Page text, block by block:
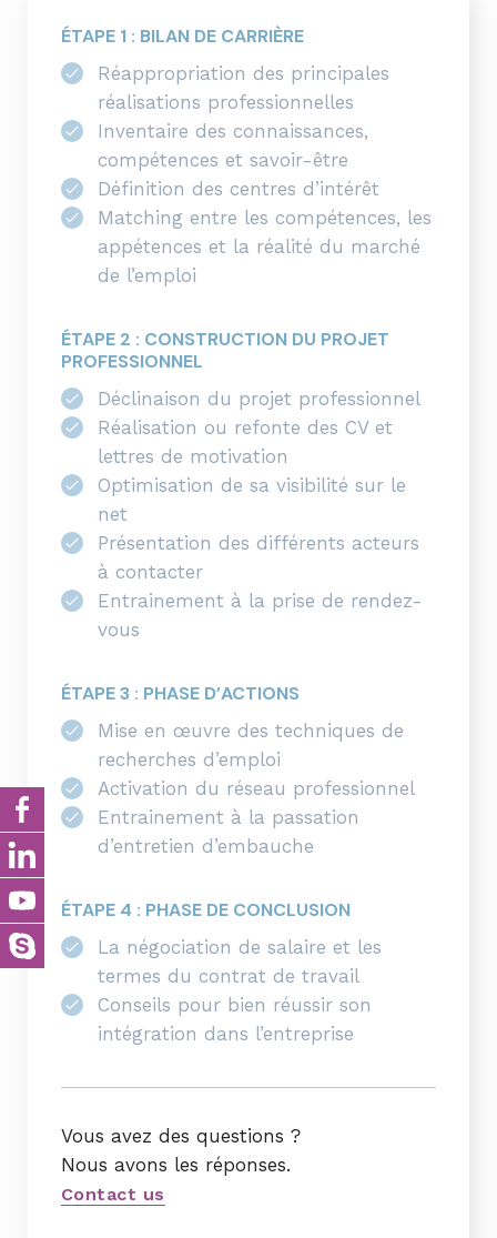
ÉTAPE 1 : BILAN DE CARRIÈRE
Réappropriation des principales
réalisations professionnelles
Inventaire des connaissances,
compétences et savoir-être
Définition des centres d’intérêt
Matching entre les compétences, les
appétences et la réalité du marché
de l’emploi
ÉTAPE 2 : CONSTRUCTION DU PROJET
PROFESSIONNEL
Déclinaison du projet professionnel
Réalisation ou refonte des CV et
lettres de motivation
Optimisation de sa visibilité sur le
net
Présentation des différents acteurs
à contacter
Entrainement à la prise de rendez-
vous
ÉTAPE 3 : PHASE D’ACTIONS
Mise en œuvre des techniques de
recherches d’emploi
Activation du réseau professionnel
Entrainement à la passation
d’entretien d’embauche
ÉTAPE 4 : PHASE DE CONCLUSION
La négociation de salaire et les
termes du contrat de travail
Conseils pour bien réussir son
intégration dans l’entreprise
Vous avez des questions ?
Nous avons les réponses.
Contact us